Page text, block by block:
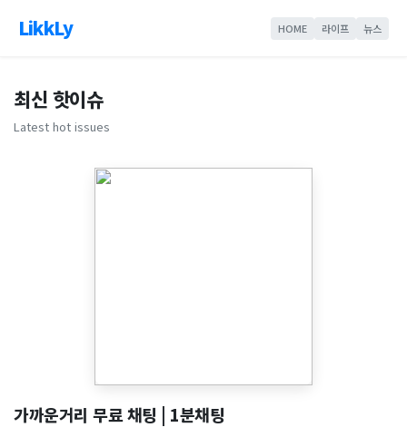
LikkLy HOME 라이프 뉴스
최신 핫이슈
Latest hot issues
가까운거리 무료 채팅 | 1분채팅